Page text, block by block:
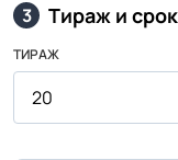
3 Тираж и
ТИРАЖ